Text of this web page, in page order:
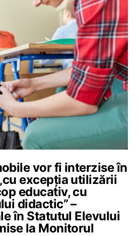
vor fi interzise în
excepția utilizării
educativ, cu
didactic” –
în Statutul Elevului
la Monitorul